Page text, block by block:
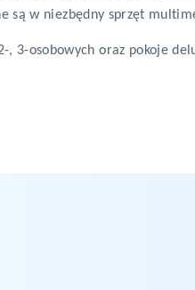
są w niezbędny sprzęt
, 3-osobowych oraz pokoje